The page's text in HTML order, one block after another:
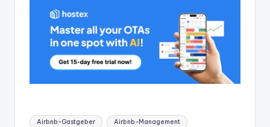
Stichworte:
Airbnb-Gastgeber Airbnb-Management